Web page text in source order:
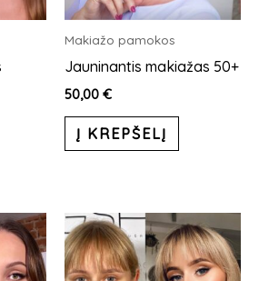
Makiažo pamokos
Jauninantis makiažas 50+
50,00 €
Į KREPŠELĮ